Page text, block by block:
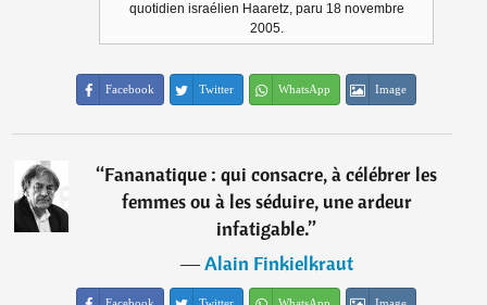
quotidien israélien Haaretz, paru 18 novembre
2005.
Facebook Twitter WhatsApp Image
“Fananatique : qui consacre, à célébrer les
femmes ou à les séduire, une ardeur
infatigable.”
―Alain Finkielkraut